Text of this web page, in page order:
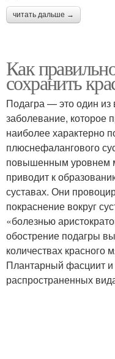
читать дальше →
Как
сохранить
Подагра — это один из
заболевание, которое
наиболее характерно
плюснефалангового
повышенным уровнем
приводит к
суставах. Они
покраснение вокруг
«болезнью
обострение подагры
количествах красного
Плантарный фасциит
распространенных